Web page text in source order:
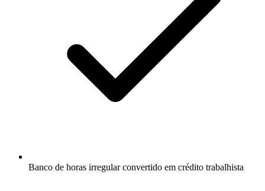
Banco de horas irregular convertido em crédito trabalhista